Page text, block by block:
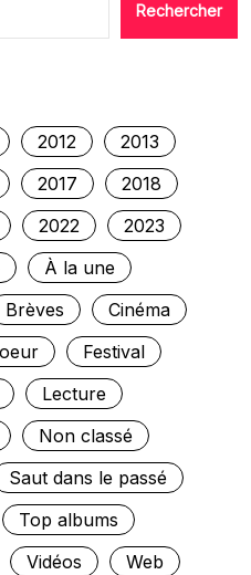
Rechercher
2012
2013
2017
2018
2022
2023
À la une
Brèves
Cinéma
Festival
Lecture
Non classé
Saut dans le passé
Top albums
Vidéos Web